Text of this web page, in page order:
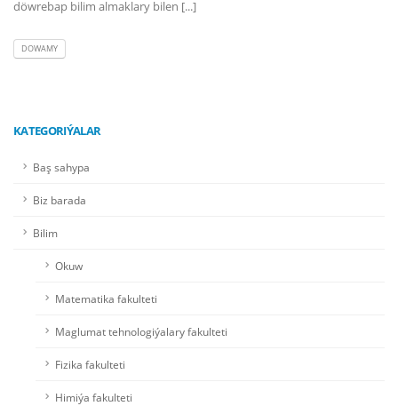
döwrebap bilim almaklary bilen [...]
DOWAMY
KATEGORIÝALAR
Baş sahypa
Biz barada
Bilim
Okuw
Matematika fakulteti
Maglumat tehnologiýalary fakulteti
Fizika fakulteti
Himiýa fakulteti